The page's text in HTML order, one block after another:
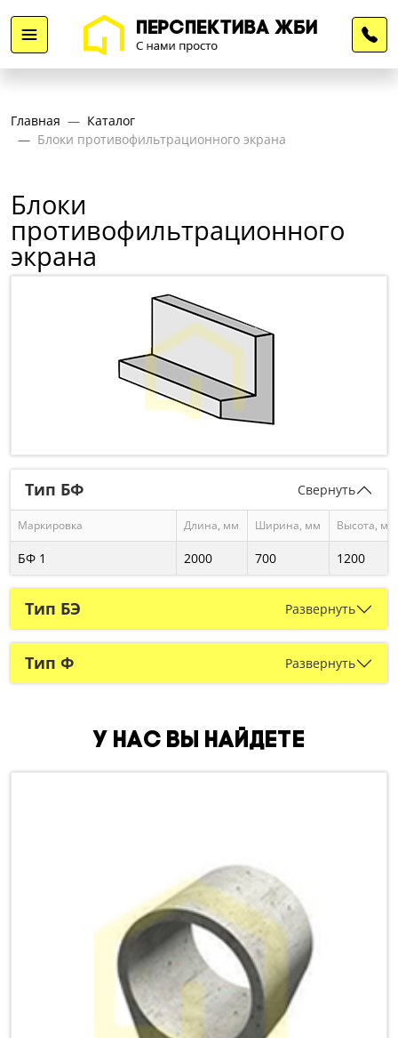
Главная
Каталог
Блоки противофильтрационного экрана
Блоки
противофильтрационного
экрана
Тип БФ Свернуть
Маркировка Длина, мм Ширина, мм Высота, мм
БФ 1 2000 700 1200
Тип БЭ Развернуть
Тип Ф Развернуть
У нас вы найдете